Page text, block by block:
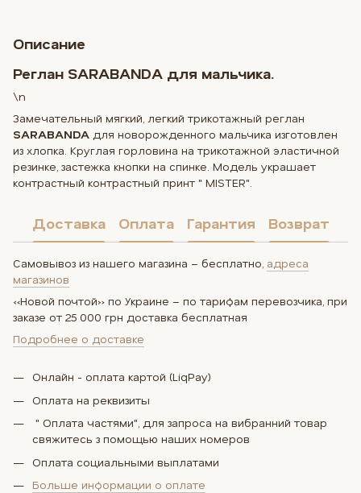
Описание
Реглан SARABANDA для мальчика.
\n
Замечательный мягкий, легкий трикотажный реглан
SARABANDA для новорожденного мальчика изготовлен
из хлопка. Круглая горловина на трикотажной эластичной
резинке, застежка кнопки на спинке. Модель украшает
контрастный контрастный принт " MISTER".
Доставка Оплата Гарантия Возврат
Самовывоз из нашего магазина – бесплатно, адреса
магазинов
«Новой почтой» по Украине – по тарифам перевозчика, при
заказе от 25 000 грн доставка бесплатная
Подробнее о доставке
Онлайн - оплата картой (LiqPay)
Оплата на реквизиты
" Оплата частями", для запроса на вибранний товар
свяжитесь з помощью наших номеров
Оплата социальными выплатами
Больше информации о оплате